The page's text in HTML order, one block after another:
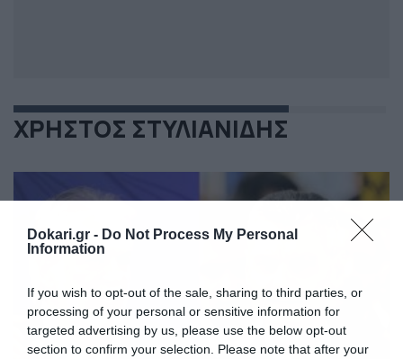
Dokari.gr - Do Not Process My Personal
Information
If you wish to opt-out of the sale, sharing to third parties, or
processing of your personal or sensitive information for
targeted advertising by us, please use the below opt-out
section to confirm your selection. Please note that after your
ΧΡΗΣΤΟΣ ΣΤΥΛΙΑΝΙΔΗΣ